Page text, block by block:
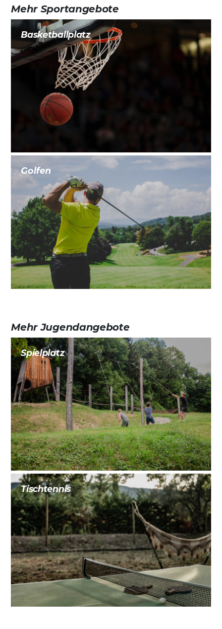
Mehr Sportangebote
Basketballplatz
Golfen
Mehr Jugendangebote
Spielplatz
Tischtennis